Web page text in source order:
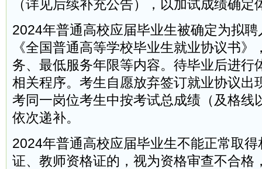
（详见后续补充公告），以加试成绩确定
2024年普通高校应届毕业生被确定为拟
《全国普通高等学校毕业生就业协议书
务、最低服务年限等内容。待毕业后进行
相关程序。考生自愿放弃签订就业协议出
考同一岗位考生中按考试总成绩（及格线
依次递补。
2024年普通高校应届毕业生不能正常取
证、教师资格证的，视为资格审查不合格